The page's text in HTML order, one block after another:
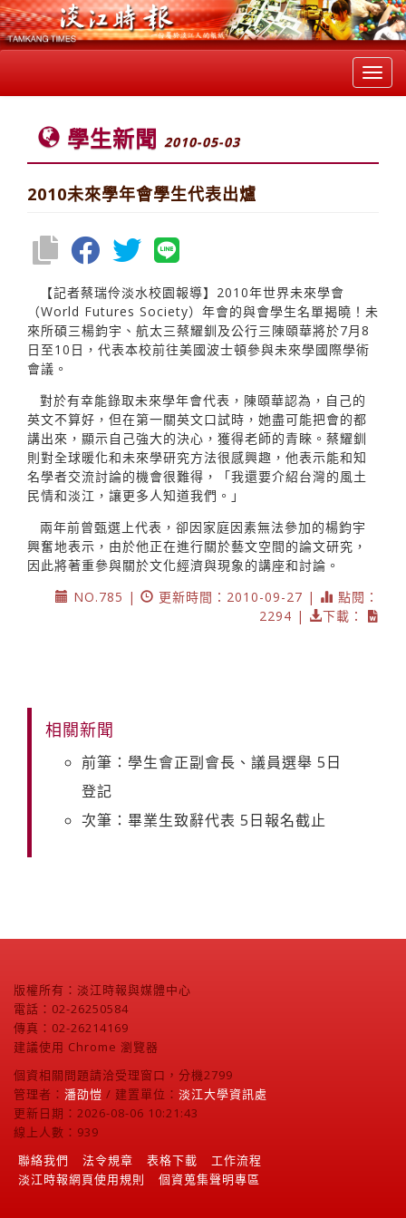
學生新聞 2010-05-03
2010未來學年會學生代表出爐
【記者蔡瑞伶淡水校園報導】2010年世界未來學會
（World Futures Society）年會的與會學生名單揭曉！未
來所碩三楊鈞宇、航太三蔡耀釧及公行三陳頤華將於7月8
日至10日，代表本校前往美國波士頓參與未來學國際學術
會議。
對於有幸能錄取未來學年會代表，陳頤華認為，自己的
英文不算好，但在第一關英文口試時，她盡可能把會的都
講出來，顯示自己強大的決心，獲得老師的青睞。蔡耀釧
則對全球暖化和未來學研究方法很感興趣，他表示能和知
名學者交流討論的機會很難得，「我還要介紹台灣的風土
民情和淡江，讓更多人知道我們。」
兩年前曾甄選上代表，卻因家庭因素無法參加的楊鈞宇
興奮地表示，由於他正在進行關於藝文空間的論文研究，
因此將著重參與關於文化經濟與現象的講座和討論。
NO.785 |
更新時間：2010-09-27 |
點閱：
2294 |
下載：
相關新聞
前筆：學生會正副會長、議員選舉 5日
登記
次筆：畢業生致辭代表 5日報名截止
版權所有：淡江時報與媒體中心
電話：02-26250584
傳真：02-26214169
建議使用 Chrome 瀏覽器
個資相關問題請洽受理窗口，分機2799
管理者： 潘劭愷 / 建置單位： 淡江大學資訊處
更新日期：2026-08-06 10:21:43
線上人數：939
聯絡我們
法令規章 表格下載
工作流程
淡江時報網頁使用規則
個資蒐集聲明專區